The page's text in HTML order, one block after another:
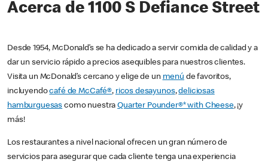
Acerca de 1100 S Defiance Street
Desde 1954, McDonald’s se ha dedicado a servir comida de calidad y a
dar un servicio rápido a precios asequibles para nuestros clientes.
Visita un McDonald’s cercano y elige de un menú de favoritos,
incluyendocafé de McCafé®, ricos desayunos,deliciosas
hamburguesas como nuestraQuarter Pounder®* with Cheese, ¡y
más!
Los restaurantes a nivel nacional ofrecen un gran número de
servicios para asegurar que cada cliente tenga una experiencia